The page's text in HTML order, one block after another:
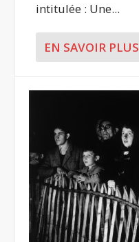
intitulée : Une...
EN SAVOIR PLUS